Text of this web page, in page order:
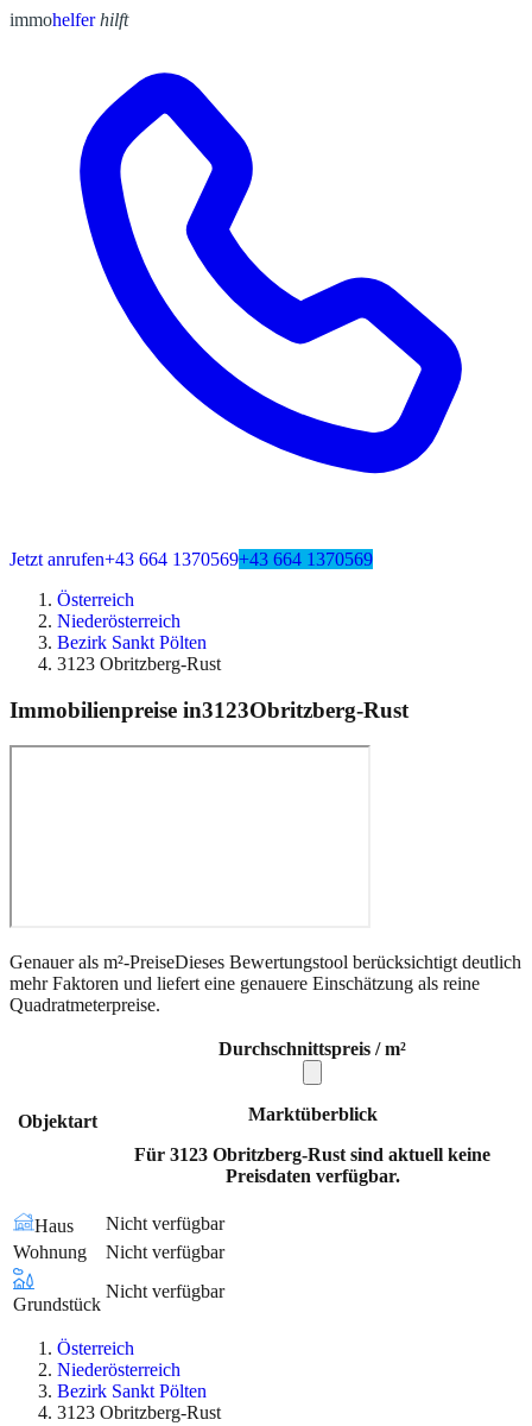
immohelfer hilft
Jetzt anrufen+43 664 1370569+43 664 1370569
Österreich
Niederösterreich
Bezirk Sankt Pölten
3123 Obritzberg-Rust
Immobilienpreise in3123Obritzberg-Rust
Genauer als m²-PreiseDieses Bewertungstool berücksichtigt deutlich
mehr Faktoren und liefert eine genauere Einschätzung als reine
Quadratmeterpreise.
Objektart
Durchschnittspreis / m²
Marktüberblick
Für 3123 Obritzberg-Rust sind aktuell keine
Preisdaten verfügbar.
Haus
Nicht verfügbar
Wohnung
Nicht verfügbar
Grundstück
Nicht verfügbar
Österreich
Niederösterreich
Bezirk Sankt Pölten
3123 Obritzberg-Rust